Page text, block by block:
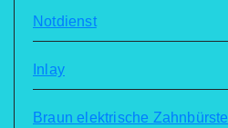
Notdienst
Inlay
Braun elektrische Zahnbürste